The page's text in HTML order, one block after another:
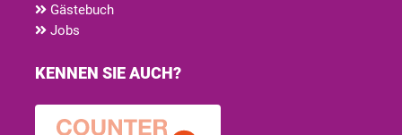
Gästebuch
Jobs
KENNEN SIE AUCH?